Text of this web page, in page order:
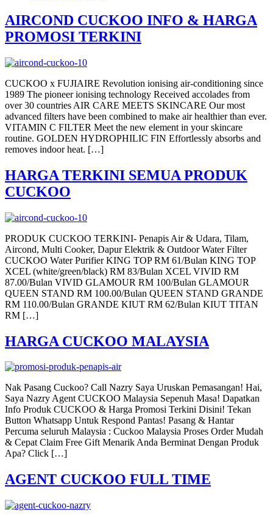
AIRCOND CUCKOO INFO & HARGA
PROMOSI TERKINI
CUCKOO x FUJIAIRE Revolution ionising air-conditioning since
1989 The pioneer ionising technology Received accolades from
over 30 countries AIR CARE MEETS SKINCARE Our most
advanced filters have been combined to make air healthier than ever.
VITAMIN C FILTER Meet the new element in your skincare
routine. GOLDEN HYDROPHILIC FIN Effortlessly absorbs and
removes indoor heat. […]
HARGA TERKINI SEMUA PRODUK
CUCKOO
PRODUK CUCKOO TERKINI- Penapis Air & Udara, Tilam,
Aircond, Multi Cooker, Dapur Elektrik & Outdoor Water Filter
CUCKOO Water Purifier KING TOP RM 61/Bulan KING TOP
XCEL (white/green/black) RM 83/Bulan XCEL VIVID RM
87.00/Bulan VIVID GLAMOUR RM 100/Bulan GLAMOUR
QUEEN STAND RM 100.00/Bulan QUEEN STAND GRANDE
RM 110.00/Bulan GRANDE KIUT RM 62/Bulan KIUT TITAN
RM […]
HARGA CUCKOO MALAYSIA
Nak Pasang Cuckoo? Call Nazry Saya Uruskan Pemasangan! Hai,
Saya Nazry Agent CUCKOO Malaysia Sepenuh Masa! Dapatkan
Info Produk CUCKOO & Harga Promosi Terkini Disini! Tekan
Button Whatsapp Untuk Respond Pantas! Pasang & Hantar
Percuma seluruh Malaysia : Cuckoo Malaysia Proses Order Mudah
& Cepat Claim Free Gift Menarik Anda Berminat Dengan Produk
Apa? Click […]
AGENT CUCKOO FULL TIME